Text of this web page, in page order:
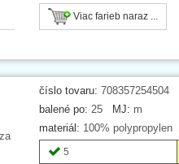
Viac farieb naraz ...
číslo tovaru: 708357254504
balené po: 25 MJ: m
materiál: 100% polypropylen
5